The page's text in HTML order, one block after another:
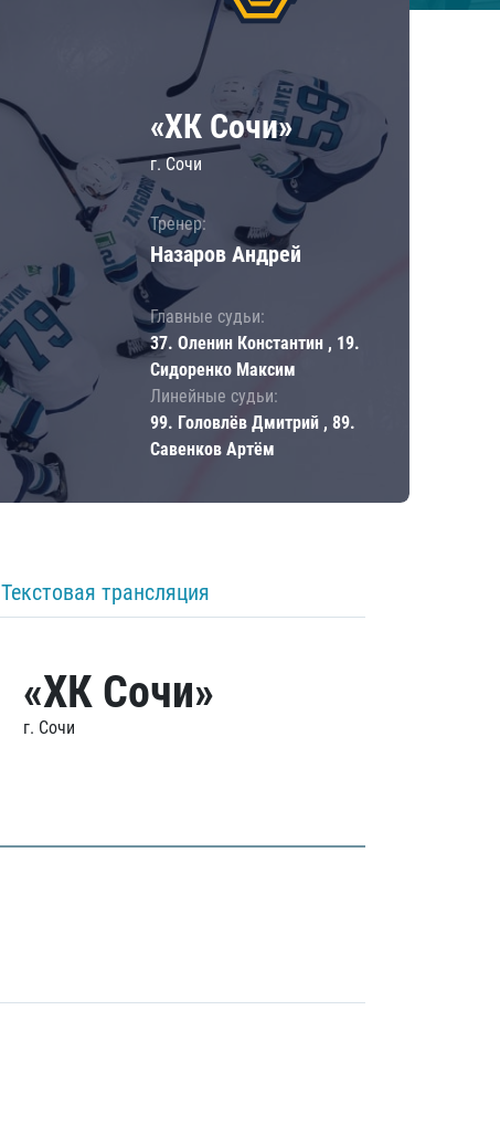
«ХК Сочи»
г. Сочи
Тренер:
Назаров Андрей
Главные судьи:
37. Оленин Константин , 19.
Сидоренко Максим
Линейные судьи:
99. Головлёв Дмитрий , 89.
Савенков Артём
Текстовая трансляция
«ХК Сочи»
г. Сочи